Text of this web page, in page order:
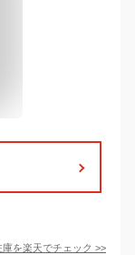
庫を楽天でチェック >>